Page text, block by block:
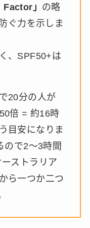
」 の略
ぐ力を示しま
、SPF50+は
20分の人が
倍 = 約16時
目安になりま
ので2〜3時間
ストラリア
ら一つか二つ